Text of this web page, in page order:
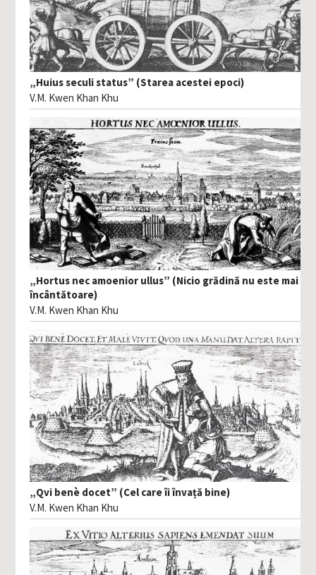
„Huius seculi status” (Starea acestei epoci)
V.M. Kwen Khan Khu
„Hortus nec amoenior ullus” (Nicio grădină nu este mai
încântătoare)
V.M. Kwen Khan Khu
„Qvi benè docet” (Cel care îi învață bine)
V.M. Kwen Khan Khu